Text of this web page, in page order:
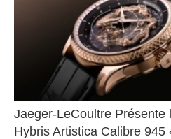
Jaeger-LeCoultre Présente
Hybris Artistica Calibre 945